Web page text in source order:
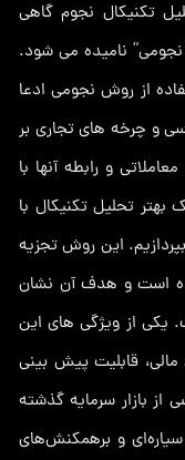
تکنیکال نجوم گاهی
نجومی” نامیده می شود.
از روش نجومی ادعا
و چرخه های تجاری بر
و رابطه آنها با
تحلیل تکنیکال با
این روش تجزیه
است و هدف آن نشان
یکی از ویژگی های این
مالی، قابلیت پیش بینی
از بازار سرمایه گذشته
و برهمکنش‌های